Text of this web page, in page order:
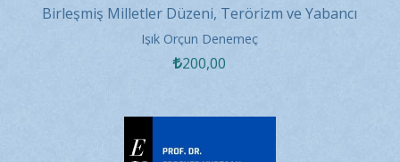
Birleşmiş Milletler Düzeni, Terörizm ve Yabancı
Terörist Savaşçıların...
Işık Orçun Denemeç
200,00